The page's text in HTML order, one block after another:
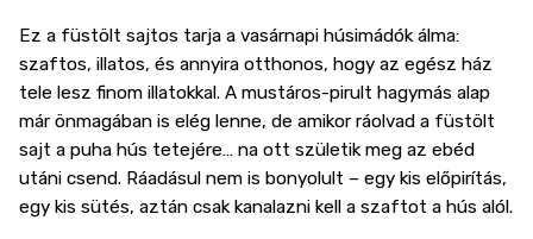
Ez a füstölt sajtos tarja a vasárnapi húsimádók álma:
szaftos, illatos, és annyira otthonos, hogy az egész ház
tele lesz finom illatokkal. A mustáros-pirult hagymás alap
már önmagában is elég lenne, de amikor ráolvad a füstölt
sajt a puha hús tetejére… na ott születik meg az ebéd
utáni csend. Ráadásul nem is bonyolult – egy kis előpirítás,
egy kis sütés, aztán csak kanalazni kell a szaftot a hús alól.